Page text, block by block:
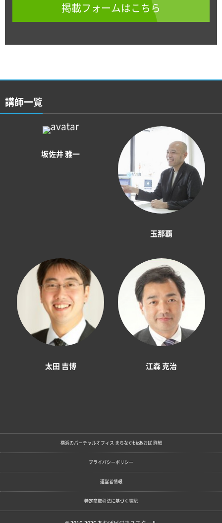
掲載フォームはこちら
講師一覧
坂佐井 雅一
玉那覇
太田 吉博 江森 克治
横浜のバーチャルオフィス まちなかbizあおば 詳細
プライバシーポリシー
運営者情報
特定商取引法に基づく表記